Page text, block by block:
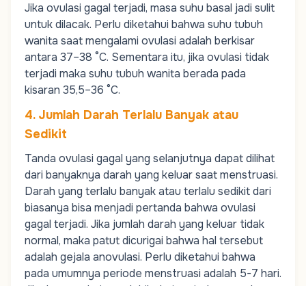
Jika ovulasi gagal terjadi, masa suhu basal jadi sulit
untuk dilacak. Perlu diketahui bahwa suhu tubuh
wanita saat mengalami ovulasi adalah berkisar
antara 37–38 °C. Sementara itu, jika ovulasi tidak
terjadi maka suhu tubuh wanita berada pada
kisaran 35,5–36 °C.
4. Jumlah Darah Terlalu Banyak atau
Sedikit
Tanda ovulasi gagal yang selanjutnya dapat dilihat
dari banyaknya darah yang keluar saat menstruasi.
Darah yang terlalu banyak atau terlalu sedikit dari
biasanya bisa menjadi pertanda bahwa ovulasi
gagal terjadi. Jika jumlah darah yang keluar tidak
normal, maka patut dicurigai bahwa hal tersebut
adalah gejala anovulasi. Perlu diketahui bahwa
pada umumnya periode menstruasi adalah 5-7 hari.